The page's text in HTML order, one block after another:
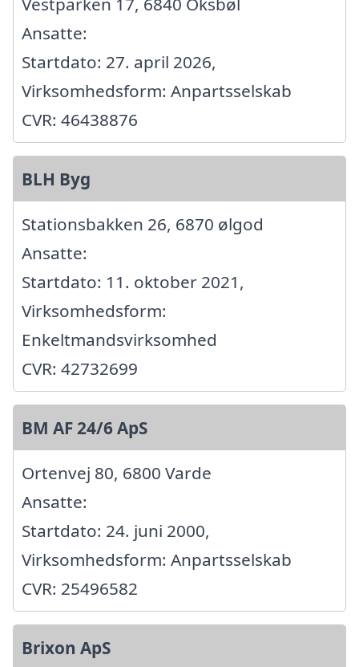
Ansatte:
Startdato: 27. april 2026,
Virksomhedsform: Anpartsselskab
CVR: 46438876
BLH Byg
Stationsbakken 26, 6870 ølgod
Ansatte:
Startdato: 11. oktober 2021,
Virksomhedsform:
Enkeltmandsvirksomhed
CVR: 42732699
BM AF 24/6 ApS
Ortenvej 80, 6800 Varde
Ansatte:
Startdato: 24. juni 2000,
Virksomhedsform: Anpartsselskab
CVR: 25496582
Brixon ApS